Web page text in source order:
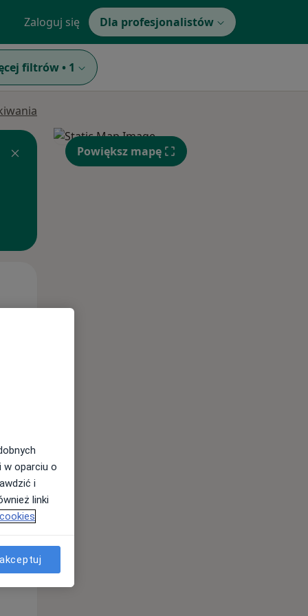
Zaloguj się Dla profesjonalistów
filtrów • 1
Wt,
11 Sie
Powiększ mapę
w oparciu o
i
linki